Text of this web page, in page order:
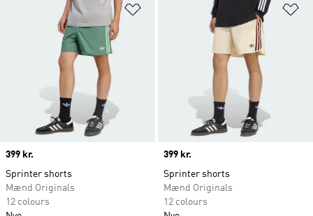
Føj til ønskeliste
Price
399 kr.
Sprinter shorts
Mænd Originals
12 colours
Price
399 kr.
Sprinter shorts
Mænd Originals
12 colours